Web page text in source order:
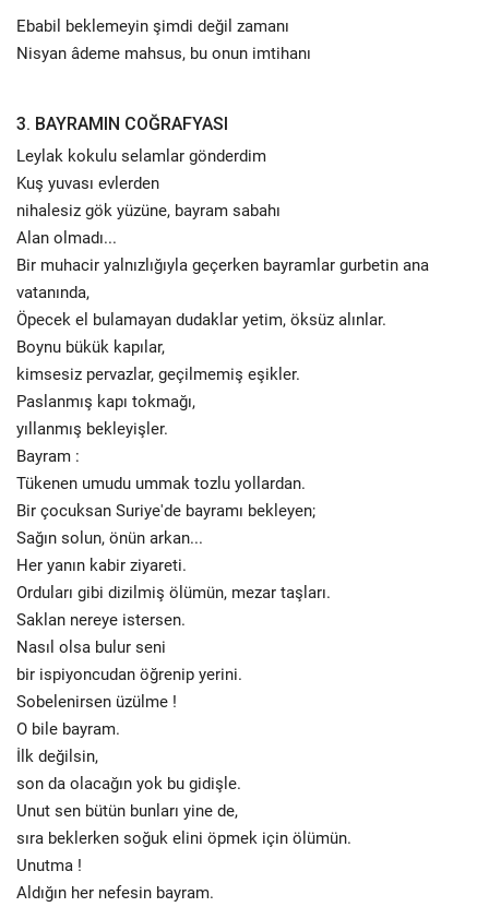
Ebabil beklemeyin şimdi değil zamanı
Nisyan âdeme mahsus, bu onun imtihanı
3. BAYRAMIN COĞRAFYASI
Leylak kokulu selamlar gönderdim
Kuş yuvası evlerden
nihalesiz gök yüzüne, bayram sabahı
Alan olmadı...
Bir muhacir yalnızlığıyla geçerken bayramlar gurbetin ana
vatanında,
Öpecek el bulamayan dudaklar yetim, öksüz alınlar.
Boynu bükük kapılar,
kimsesiz pervazlar, geçilmemiş eşikler.
Paslanmış kapı tokmağı,
yıllanmış bekleyişler.
Bayram :
Tükenen umudu ummak tozlu yollardan.
Bir çocuksan Suriye'de bayramı bekleyen;
Sağın solun, önün arkan...
Her yanın kabir ziyareti.
Orduları gibi dizilmiş ölümün, mezar taşları.
Saklan nereye istersen.
Nasıl olsa bulur seni
bir ispiyoncudan öğrenip yerini.
Sobelenirsen üzülme !
O bile bayram.
İlk değilsin,
son da olacağın yok bu gidişle.
Unut sen bütün bunları yine de,
sıra beklerken soğuk elini öpmek için ölümün.
Unutma !
Aldığın her nefesin bayram.